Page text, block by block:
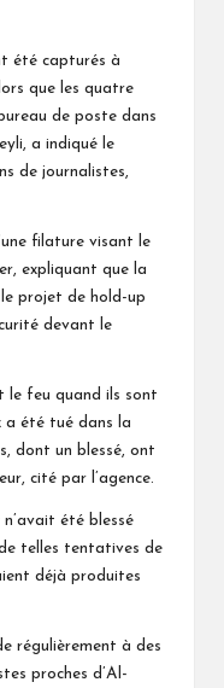
été capturés à
que les quatre
de poste dans
a indiqué le
de journalistes,
filature visant le
expliquant que la
projet de hold-up
devant le
le feu quand ils sont
a été tué dans la
dont un blessé, ont
cité par l’agence.
n’avait été blessé
telles tentatives de
déjà produites
régulièrement à des
proches d’Al-